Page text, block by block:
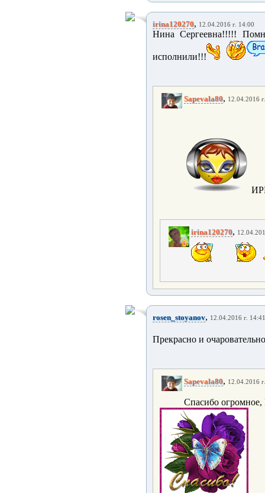
irina120270, 12.04.2016 г. 14:00
Нина Сергеевна!!!!!
исполнили!!!
Sapevala80, 12.04.2016
irina120270,
rosen_stoyanov, 12.04.2016 г. 14:41
Прекрасно и
Sapevala80, 12.04.2016
Спасибо